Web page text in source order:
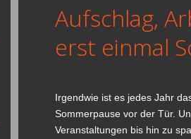
Aufschlag,
erst einmal
Irgendwie ist es jedes Jahr
Sommerpause vor der Tür.
Veranstaltungen bis hin zu